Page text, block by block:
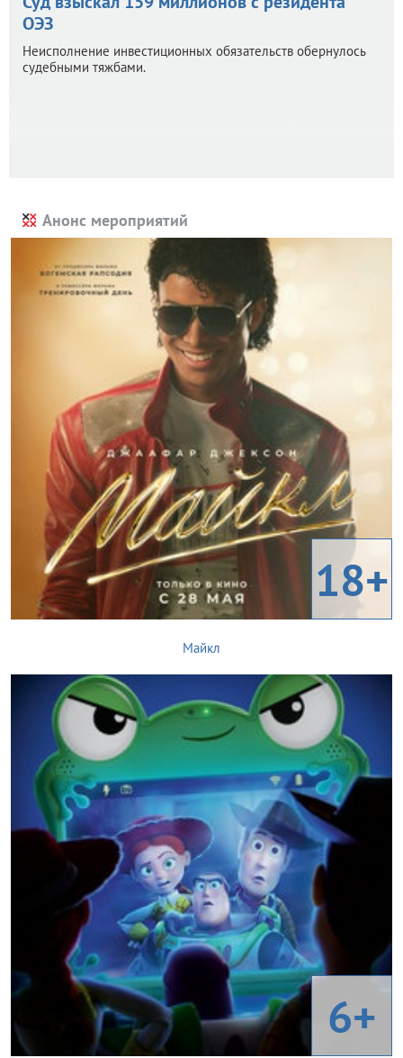
ОЭЗ
Неисполнение инвестиционных обязательств обернулось
судебными тяжбами.
Анонс мероприятий
18+
Майкл
6+